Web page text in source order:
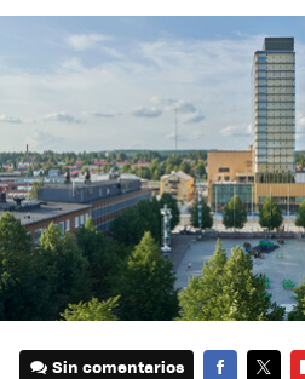
Sin comentarios